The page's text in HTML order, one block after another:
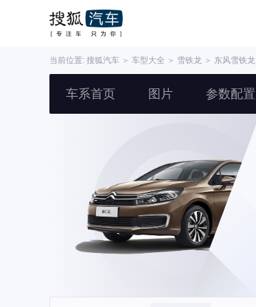
当前位置: 搜狐汽车 ＞ 车型大全 ＞ 雪铁龙 ＞ 东风雪铁龙
车系首页 图片 参数配置